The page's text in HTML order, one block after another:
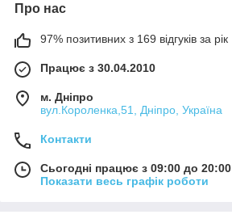
Про нас
97% позитивних з 169 відгуків за рік
Працює з 30.04.2010
м. Дніпро
вул.Короленка,51, Дніпро, Україна
Контакти
Сьогодні працює з 09:00 до 20:00
Показати весь графік роботи